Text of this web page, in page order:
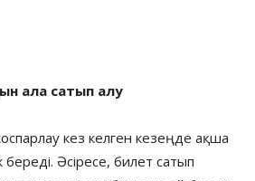
ала сатып алу
кез келген кезеңде ақша
береді. Әсіресе, билет сатып